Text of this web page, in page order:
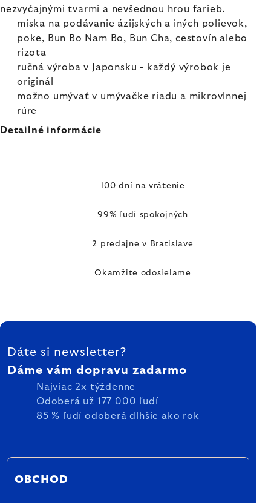
nezvyčajnými tvarmi a nevšednou hrou farieb.
miska na podávanie ázijských a iných polievok,
poke, Bun Bo Nam Bo, Bun Cha, cestovín alebo
rizota
ručná výroba v Japonsku - každý výrobok je
originál
možno umývať v umývačke riadu a mikrovlnnej
rúre
Detailné informácie
100 dní na vrátenie
99% ľudí spokojných
2 predajne v Bratislave
Okamžite odosielame
ZÁPÄTIE
Dáte si newsletter?
Dáme vám dopravu zadarmo
Najviac 2x týždenne
Odoberá už 177 000 ľudí
85 % ľudí odoberá dlhšie ako rok
OBCHOD